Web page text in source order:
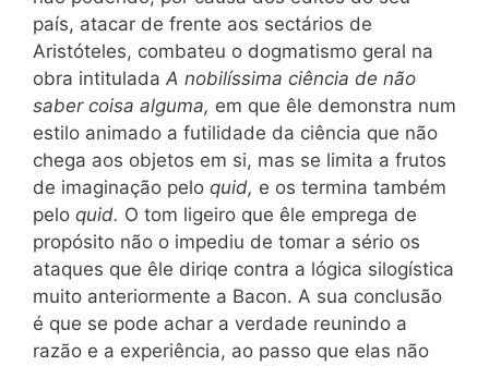
país, atacar de frente aos sectários de
Aristóteles, combateu o dogmatismo geral na
obra intitulada A nobilíssima ciência de não
saber coisa alguma, em que êle demonstra num
estilo animado a futilidade da ciência que não
chega aos objetos em si, mas se limita a frutos
de imaginação pelo quid, e os termina também
pelo quid. O tom ligeiro que êle emprega de
propósito não o impediu de tomar a sério os
ataques que êle diriqe contra a lógica silogística
muito anteriormente a Bacon. A sua conclusão
é que se pode achar a verdade reunindo a
razão e a experiência, ao passo que elas não